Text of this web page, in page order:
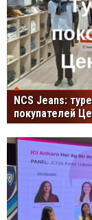
NCS Jeans:
покупателей